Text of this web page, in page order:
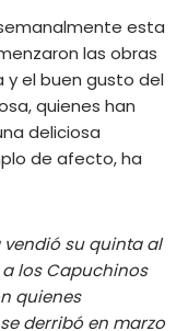
esta
las obras
y el buen gusto del
quienes han
deliciosa
de afecto, ha
su quinta al
a los Capuchinos
quienes
derribó en marzo